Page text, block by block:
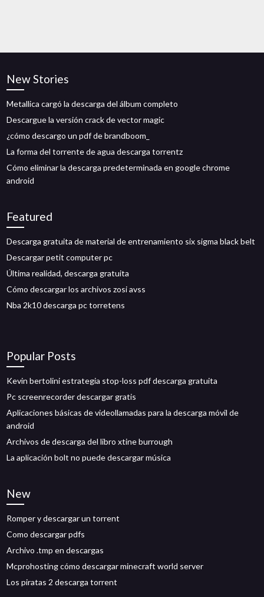
New Stories
Metallica cargó la descarga del álbum completo
Descargue la versión crack de vector magic
¿cómo descargo un pdf de brandboom_
La forma del torrente de agua descarga torrentz
Cómo eliminar la descarga predeterminada en google chrome
android
Featured
Descarga gratuita de material de entrenamiento six sigma black belt
Descargar petit computer pc
Última realidad, descarga gratuita
Cómo descargar los archivos zosi avss
Nba 2k10 descarga pc torretens
Popular Posts
Kevin bertolini estrategia stop-loss pdf descarga gratuita
Pc screenrecorder descargar gratis
Aplicaciones básicas de videollamadas para la descarga móvil de
android
Archivos de descarga del libro xtine burrough
La aplicación bolt no puede descargar música
New
Romper y descargar un torrent
Como descargar pdfs
Archivo .tmp en descargas
Mcprohosting cómo descargar minecraft world server
Los piratas 2 descarga torrent